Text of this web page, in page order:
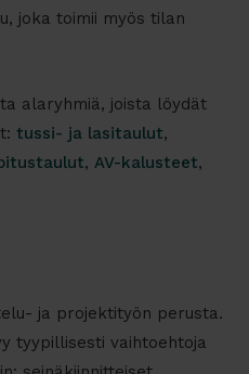
joka toimii myös tilan
alaryhmiä, joista löydät
tussi- ja lasitaulut,
, AV-kalusteet,
ja projektityön perusta.
tyypillisesti vaihtoehtoja